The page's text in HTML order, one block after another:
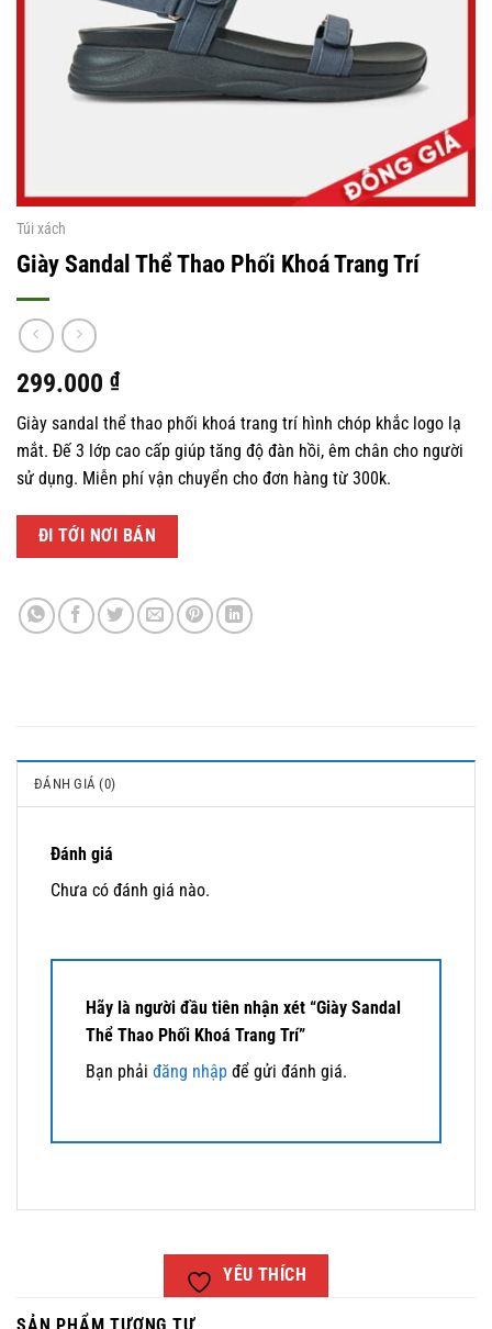
Túi xách
Giày Sandal Thể Thao Phối Khoá Trang Trí
299.000 ₫
Giày sandal thể thao phối khoá trang trí hình chóp khắc logo lạ
mắt. Đế 3 lớp cao cấp giúp tăng độ đàn hồi, êm chân cho người
sử dụng. Miễn phí vận chuyển cho đơn hàng từ 300k.
ĐI TỚI NƠI BÁN
ĐÁNH GIÁ (0)
Đánh giá
Chưa có đánh giá nào.
Hãy là người đầu tiên nhận xét “Giày Sandal
Thể Thao Phối Khoá Trang Trí”
Bạn phải đăng nhập để gửi đánh giá.
YÊU THÍCH